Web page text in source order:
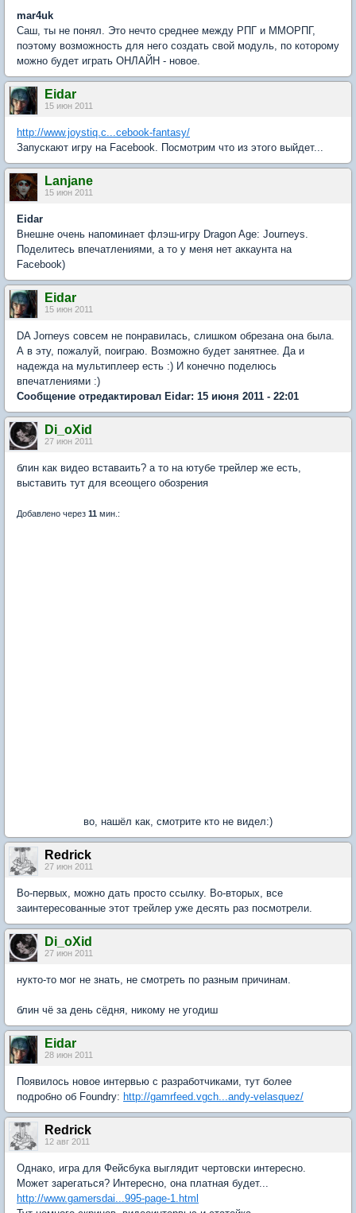
mar4uk
Саш, ты не понял. Это нечто среднее между РПГ и ММОРПГ,
поэтому возможность для него создать свой модуль, по которому
можно будет играть ОНЛАЙН - новое.
Eidar
15 июн 2011
http://www.joystiq.c...cebook-fantasy/
Запускают игру на Facebook. Посмотрим что из этого выйдет...
Lanjane
15 июн 2011
Eidar
Внешне очень напоминает флэш-игру Dragon Age: Journeys.
Поделитесь впечатлениями, а то у меня нет аккаунта на
Facebook)
Eidar
15 июн 2011
DA Jorneys совсем не понравилась, слишком обрезана она была.
А в эту, пожалуй, поиграю. Возможно будет занятнее. Да и
надежда на мультиплеер есть :) И конечно поделюсь
впечатлениями :)
Сообщение отредактировал Eidar: 15 июня 2011 - 22:01
Di_oXid
27 июн 2011
блин как видео вставаить? а то на ютубе трейлер же есть,
выставить тут для всеощего обозрения
Добавлено через 11 мин.:
во, нашёл как, смотрите кто не видел:)
Redrick
27 июн 2011
Во-первых, можно дать просто ссылку. Во-вторых, все
заинтересованные этот трейлер уже десять раз посмотрели.
Di_oXid
27 июн 2011
нукто-то мог не знать, не смотреть по разным причинам.
блин чё за день сёдня, никому не угодиш
Eidar
28 июн 2011
Появилось новое интервью с разработчиками, тут более
подробно об Foundry: http://gamrfeed.vgch...andy-velasquez/
Redrick
12 авг 2011
Однако, игра для Фейсбука выглядит чертовски интересно.
Может зарегаться? Интересно, она платная будет...
http://www.gamersdai...995-page-1.html